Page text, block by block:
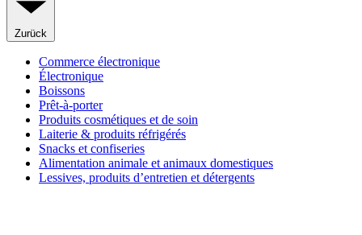
Zurück
Commerce électronique
Électronique
Boissons
Prêt-à-porter
Produits cosmétiques et de soin
Laiterie & produits réfrigérés
Snacks et confiseries
Alimentation animale et animaux domestiques
Lessives, produits d’entretien et détergents